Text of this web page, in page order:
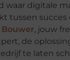
waar digitale
tussen
, jouw
de
te laten